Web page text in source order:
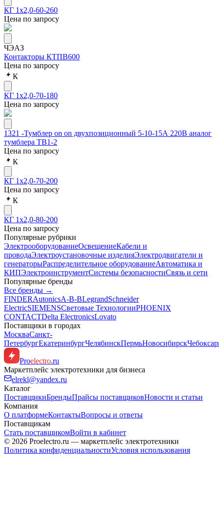
КГ 1х2,0-60-260
Цена по запросу
ЧЭАЗ
Контакторы КТПВ600
Цена по запросу
К
КГ 1х2,0-70-180
Цена по запросу
1321 -Тумблер on on двухпозиционный 5-10-15А 220В аналог
тумблера ТВ1-2
Цена по запросу
К
КГ 1х2,0-70-200
Цена по запросу
К
КГ 1х2,0-80-200
Цена по запросу
Популярные рубрики
ЭлектрооборудованиеОсвещениеКабели и
проводаЭлектроустановочные изделияЭлектродвигатели и
генераторыРаспределительное оборудованиеАвтоматика и
КИПЭлектроинструментСистемы безопасностиСвязь и сети
Популярные бренды
Все бренды →
FINDERAutonicsA-B-BLegrandSchneider
ElectricSIEMENSСветовые ТехнологииPHOENIX
CONTACTDelta ElectronicsLovato
Поставщики в городах
МоскваСанкт-
ПетербургЕкатеринбургЧелябинскПермьНовосибирск
Proelectro.ru
Маркетплейс электротехники для бизнеса
elrekl@yandex.ru
Каталог
ПоставщикиБрендыПрайсы поставщиковНовости и статьи
Компания
О платформеКонтактыВопросы и ответы
Поставщикам
Стать поставщикомВойти в кабинет
© 2026 Proelectro.ru — маркетплейс электротехники
Политика конфиденциальностиУсловия использования